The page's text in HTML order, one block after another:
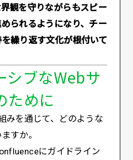
観を守りながらもスピー
られるようになり、チー
繰り返す文化が根付いて
シブなWebサ
ために
みを通じて、どのような
すか。
にガイドライン